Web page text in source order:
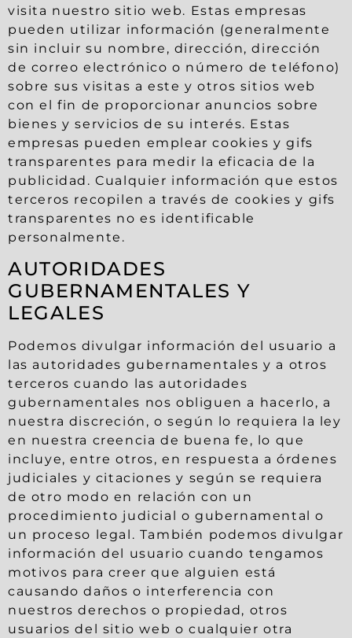
visita nuestro sitio web. Estas empresas
pueden utilizar información (generalmente
sin incluir su nombre, dirección, dirección
de correo electrónico o número de teléfono)
sobre sus visitas a este y otros sitios web
con el fin de proporcionar anuncios sobre
bienes y servicios de su interés. Estas
empresas pueden emplear cookies y gifs
transparentes para medir la eficacia de la
publicidad. Cualquier información que estos
terceros recopilen a través de cookies y gifs
transparentes no es identificable
personalmente.
AUTORIDADES
GUBERNAMENTALES Y
LEGALES
Podemos divulgar información del usuario a
las autoridades gubernamentales y a otros
terceros cuando las autoridades
gubernamentales nos obliguen a hacerlo, a
nuestra discreción, o según lo requiera la ley
en nuestra creencia de buena fe, lo que
incluye, entre otros, en respuesta a órdenes
judiciales y citaciones y según se requiera
de otro modo en relación con un
procedimiento judicial o gubernamental o
un proceso legal. También podemos divulgar
información del usuario cuando tengamos
motivos para creer que alguien está
causando daños o interferencia con
nuestros derechos o propiedad, otros
usuarios del sitio web o cualquier otra